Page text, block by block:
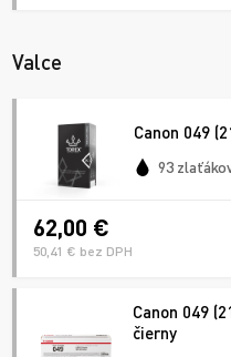
Valce
Canon 049
93
62,00 €
50,41 € bez DPH
Canon 049
čierny